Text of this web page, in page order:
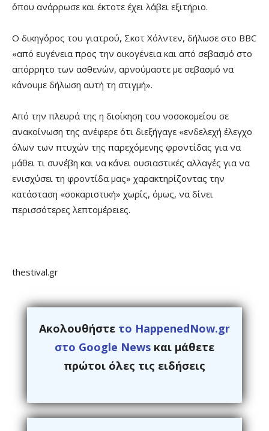
όπου ανάρρωσε και έκτοτε έχει λάβει εξιτήριο.
Ο δικηγόρος του γιατρού, Σκοτ ​​Χόλντεν, δήλωσε στο BBC
«από ευγένεια προς την οικογένεια και από σεβασμό στο
απόρρητο των ασθενών, αρνούμαστε με σεβασμό να
κάνουμε δήλωση αυτή τη στιγμή».
Από την πλευρά της η διοίκηση του νοσοκομείου σε
ανακοίνωση της ανέφερε ότι διεξήγαγε «ενδελεχή έλεγχο
όλων των πτυχών της παρεχόμενης φροντίδας για να
μάθει τι συνέβη και να κάνει ουσιαστικές αλλαγές για να
ενισχύσει τη φροντίδα μας» χαρακτηρίζοντας την
κατάσταση «σοκαριστική» χωρίς, όμως, να δίνει
περισσότερες λεπτομέρειες.
thestival.gr
Ακολουθήστε το HappenedNow.gr
στο Google News και μάθετε
πρώτοι όλες τις ειδήσεις